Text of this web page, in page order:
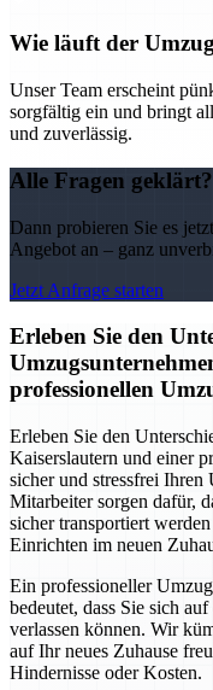
Wie läuft der
Unser Team erscheint
sorgfältig ein und bringt
und zuverlässig.
Alle Fragen geklärt?
Dann probieren Sie es
Angebot an – ganz
Jetzt Anfrage starten
Erleben Sie den
professionellen
Erleben Sie den
Kaiserslautern und einer
sicher und stressfrei Ihren
Mitarbeiter sorgen dafür,
sicher transportiert
Einrichten im neuen
Ein professioneller
bedeutet, dass Sie sich
verlassen können. Wir
auf Ihr neues Zuhause
Hindernisse oder Kosten.